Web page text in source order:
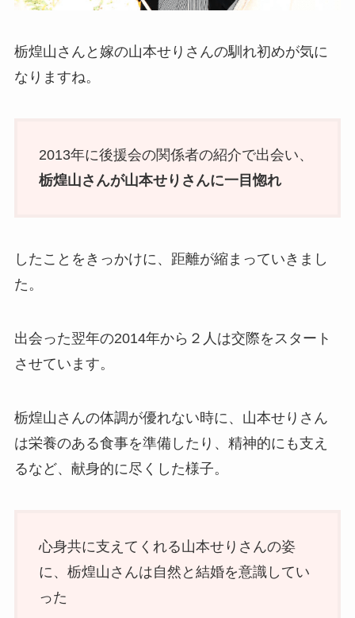
栃煌山さんと嫁の山本せりさんの馴れ初めが気に
なりますね。
2013年に後援会の関係者の紹介で出会い、
栃煌山さんが山本せりさんに一目惚れ
したことをきっかけに、距離が縮まっていきまし
た。
出会った翌年の2014年から２人は交際をスタート
させています。
栃煌山さんの体調が優れない時に、山本せりさん
は栄養のある食事を準備したり、精神的にも支え
るなど、献身的に尽くした様子。
心身共に支えてくれる山本せりさんの姿
に、栃煌山さんは自然と結婚を意識してい
った